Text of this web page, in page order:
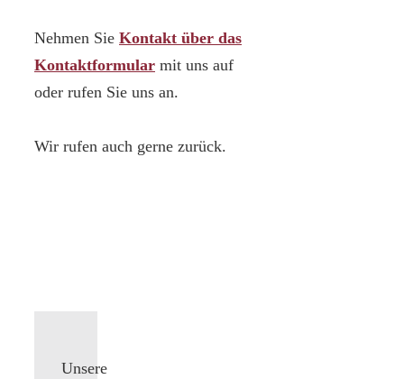
Nehmen Sie Kontakt über das
Kontaktformular mit uns auf
oder rufen Sie uns an.
Wir rufen auch gerne zurück.
Unsere